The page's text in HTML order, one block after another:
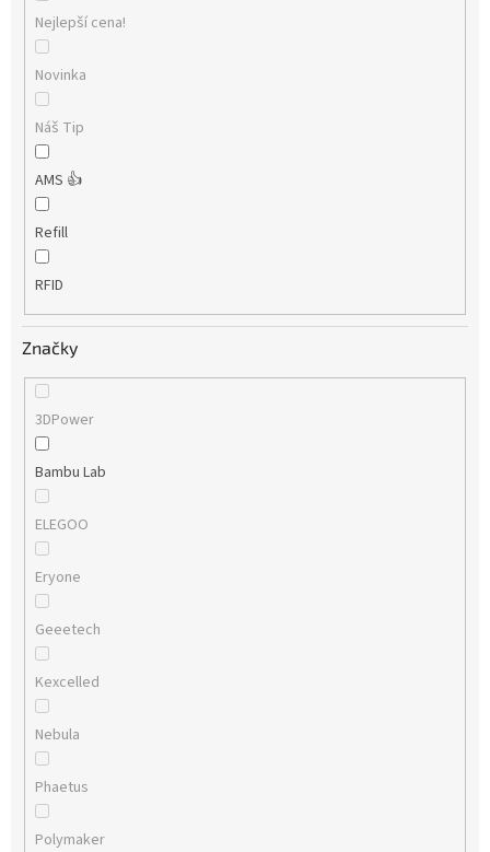
Značky
Měna
(CZK)
Přihlášení
Nejlepší cena!
Novinka
Náš Tip
AMS 👍
Refill
RFID
Značky
3DPower
Bambu Lab
ELEGOO
Eryone
Geeetech
Kexcelled
Nebula
Phaetus
Polymaker